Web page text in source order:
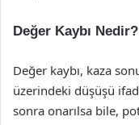
Değer Kaybı Nedir?
Değer kaybı, kaza
üzerindeki düşüşü
sonra onarılsa bile,